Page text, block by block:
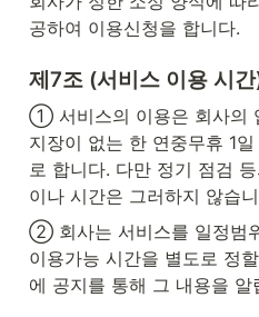
공하여 이용신청을 합니다.
제7조 (서비스 이용 시
① 서비스의 이용은 회사의
지장이 없는 한 연중무휴 1
로 합니다. 다만 정기 점검
이나 시간은 그러하지 않습
② 회사는 서비스를 일정범
이용가능 시간을 별도로 정
에 공지를 통해 그 내용을 알